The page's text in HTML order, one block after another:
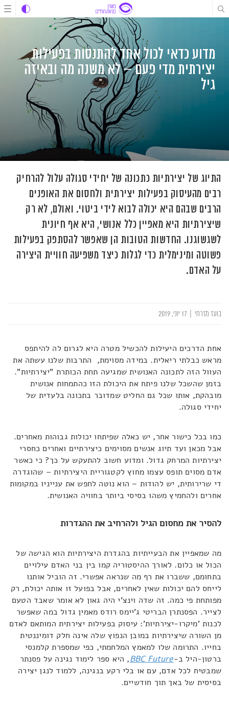
דלג
לתוכן
דלג
דלג
מדוע כדאי לכול אחד להתנסות בפעילות
יצירתית מדי פעם – לא משנה מה ובאיזה
גיל
התיוג של יצירתיות כתכונה של יחידי סגולה עלול להרחיק
רבים מהעיסוק בפעילות יצירתית ולחסום את האופנים
הרבים שבהם היא יכולה לבוא לידי ביטוי. ואולם, לא רק
שיצירתיות היא מאפיין כלל אנושי, היא אף חיונית
לשגשוגנו. החדשות הטובות הן שאפשר להסתפק בפעילות
פשוטה ומינימלית כדי לגלות כיצד משפיעה חוויית היצירה
על האדם.
בועז מזרחי
אחת הדרכים היעילות להכשיל מטרה היא לגרום לה להיתפס
מראש כבלתי ריאלית. במידה מסוימת, התרבות שלנו עשתה את
העוול הזה לתכונה האנושית שמגיעה תחת הכותרת "יצירתיות".
בזמן שהשכל שלנו פיתח את היכולת הזו כהתמחות אנושית
מובהקת, אותו שכל גם החליט שמדובר בתכונה בלעדית של
יחידי סגולה.
כמו בכל כישור אחר, יש כאלה שפיתחו יכולות גבוהות מאחרים.
אבל מכאן ועד תיוג אנשים מסוימים כיצירתיים ואחרים כחסרי
יצירתיות המרחק גדול. ומדוע חשוב להתעקש על כך? כי כאשר
אדם מסוים תופס עצמו מחוץ לקטגוריית היצירתיות – שהוגדרה
די שרירותית, יש להודות – הוא נוטה לחפש את ענייניו במקומות
אחרים ולהחמיץ משהו בסיסי ביותר בחוויה האנושית.
להסיר את מחסום הגיל ולהרחיב את ההגדרות
מה שמאפיין את הבעייתיות בהגדרת היצירתיות הוא הגישה של
הכול או כלום. לאורך ההיסטוריה קמו בין בני האדם עילויים
בתחומם, ששברו את רף מה שנראה אפשרי. זה הוביל אותנו
לייחס להם יכולות שאין לאחרים, אבל בפועל זו אותה יכולת, רק
מפותחת פי כמה. זה שדה וינצ'י היה גאון לא אומר שאבד הטעם
לצייר. הפסנתרן הבריטי ג'יימס רודס מאמין גדול במה שאפשר
לכנות 'מיקרו-יצירתיות': עיסוק בפעילות יצירתית המותאם לאדם
מן השורה שיצירתיות במובן הנפוץ שלה אינה חלק דומיננטית
בחייו. התרומה שלו למאמץ המלחמתי, כפי שמספרת קלמנסי
ברטון-היל ב-BBC Future, היא ספר לימוד נגינה על פסנתר
שמבטיח לכל אדם, עם או בלי רקע בנגינה, ללמוד לנגן יצירה
בסיסית של באך תוך חודשיים.